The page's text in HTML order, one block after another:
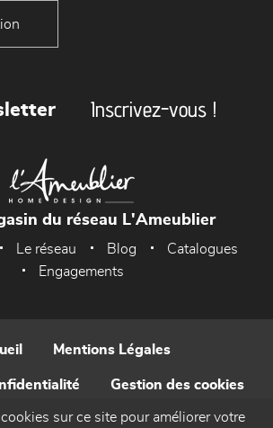
Inscrivez-vous !
du réseau L'Ameublier
Le réseau Blog
Catalogues
Engagements
Mentions Légales
Gestion des cookies
Contact
sur ce site pour améliorer votre